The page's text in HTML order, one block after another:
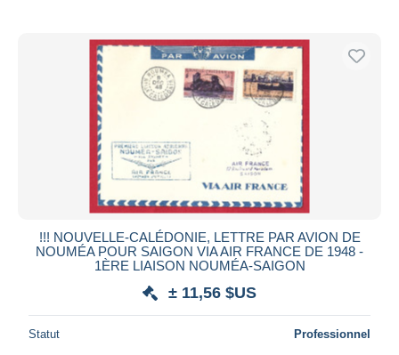
!!! NOUVELLE-CALÉDONIE, LETTRE PAR AVION DE
NOUMÉA POUR SAIGON VIA AIR FRANCE DE 1948 -
1ÈRE LIAISON NOUMÉA-SAIGON
± 11,56 $US
Statut Professionnel